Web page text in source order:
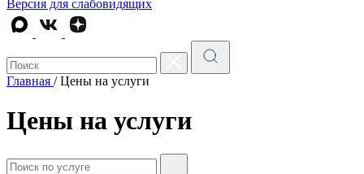
Версия для слабовидящих
Главная / Цены на услуги
Цены на услуги